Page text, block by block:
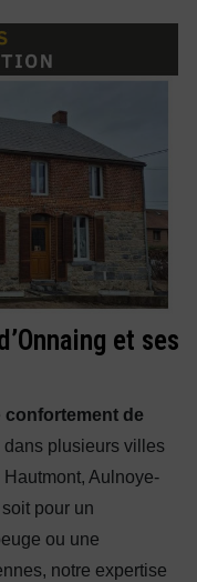
et ses
confortement de
dans plusieurs villes
Aulnoye-
pour un
ou une
notre expertise